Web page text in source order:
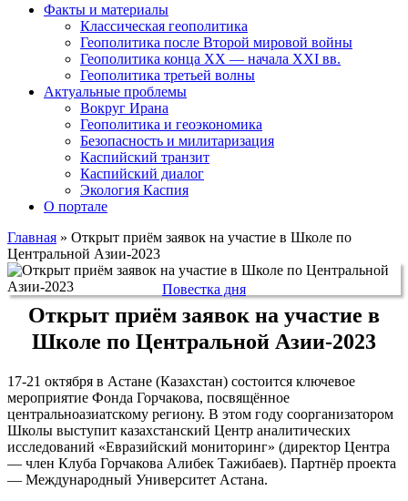
Факты и материалы
Классическая геополитика
Геополитика после Второй мировой войны
Геополитика конца XX — начала XXI вв.
Геополитика третьей волны
Актуальные проблемы
Вокруг Ирана
Геополитика и геоэкономика
Безопасность и милитаризация
Каспийский транзит
Каспийский диалог
Экология Каспия
О портале
Главная » Открыт приём заявок на участие в Школе по
Центральной Азии-2023
Повестка дня
Открыт приём заявок на участие в
Школе по Центральной Азии-2023
17-21 октября в Астане (Казахстан) состоится ключевое
мероприятие Фонда Горчакова, посвящённое
центральноазиатскому региону. В этом году соорганизатором
Школы выступит казахстанский Центр аналитических
исследований «Евразийский мониторинг» (директор Центра
— член Клуба Горчакова Алибек Тажибаев). Партнёр проекта
— Международный Университет Астана.